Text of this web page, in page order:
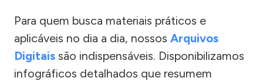
Para quem busca materiais práticos e
aplicáveis no dia a dia, nossos Arquivos
Digitais são indispensáveis. Disponibilizamos
infográficos detalhados que resumem